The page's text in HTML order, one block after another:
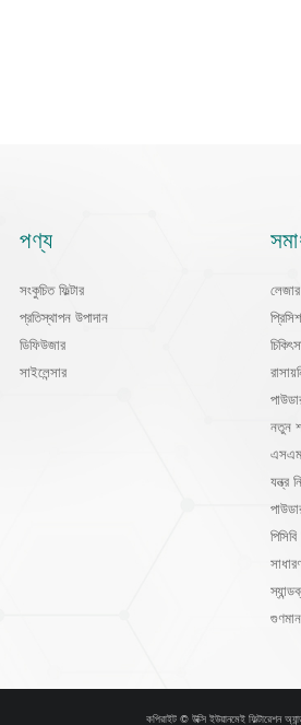
পণ্য
সংকুচিত ফিল্টার
প্রতিস্থাপন উপাদান
ডিফিউজার
সাইলেন্সার
নতুন
যন্ত্র
কপিরাইট © উক্সি ইউয়ানমেই ফিল্টারেশন